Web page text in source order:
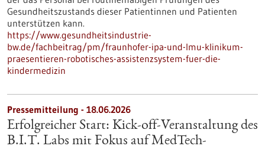
Gesundheitszustands dieser Patientinnen und Patienten
unterstützen kann.
https://www.gesundheitsindustrie-
bw.de/fachbeitrag/pm/fraunhofer-ipa-und-lmu-klinikum-
praesentieren-robotisches-assistenzsystem-fuer-die-
kindermedizin
Pressemitteilung - 18.06.2026
Erfolgreicher Start: Kick-off-Veranstaltung des
B.I.T. Labs mit Fokus auf MedTech-